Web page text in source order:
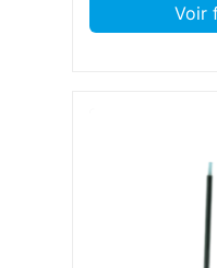
Voir